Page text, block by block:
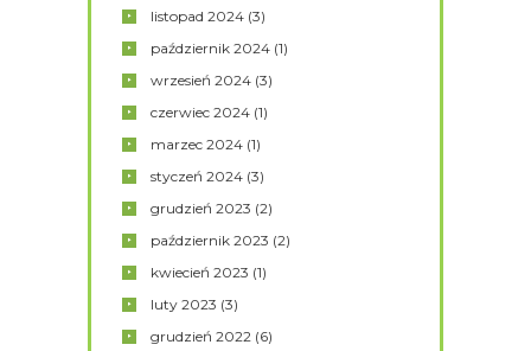
listopad2024 (3)
październik2024 (1)
wrzesień2024 (3)
czerwiec2024 (1)
marzec2024 (1)
styczeń2024 (3)
grudzień2023 (2)
październik2023 (2)
kwiecień2023 (1)
luty2023 (3)
grudzień2022 (6)